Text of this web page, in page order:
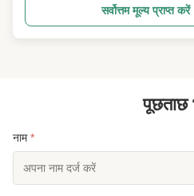
frame vulcanizing machine is
rubber mold products and
specifications of sealing parts for
सर्वोत्तम मूल्य प्राप्त करें
नाम*